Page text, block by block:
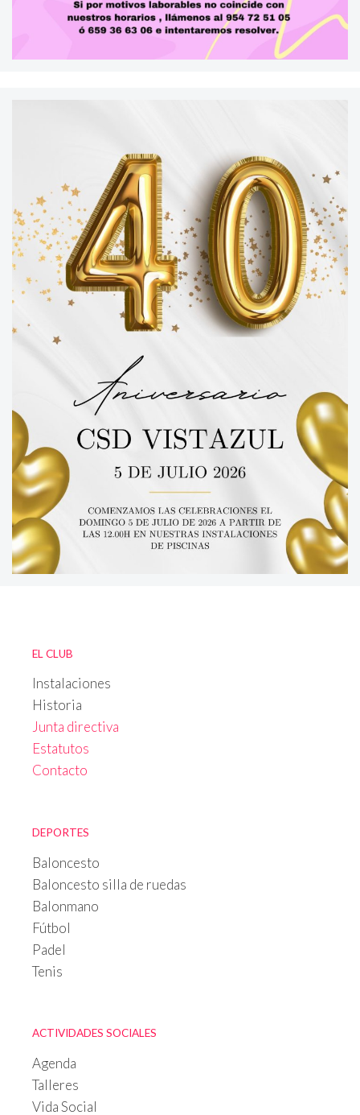
EL CLUB
Instalaciones
Historia
Junta directiva
Estatutos
Contacto
DEPORTES
Baloncesto
Baloncesto silla de ruedas
Balonmano
Fútbol
Padel
Tenis
ACTIVIDADES SOCIALES
Agenda
Talleres
Vida Social